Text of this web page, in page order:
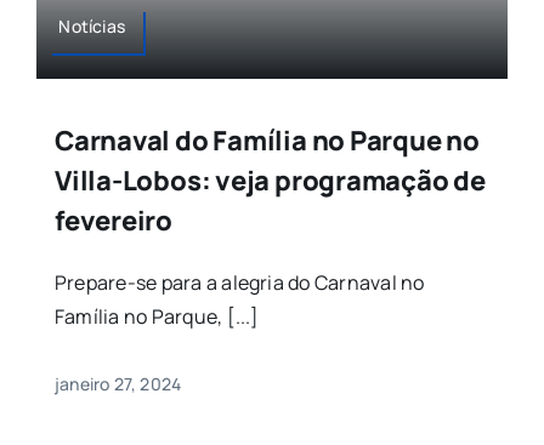
Notícias
Carnaval do Família no Parque no
Villa-Lobos: veja programação de
fevereiro
Prepare-se para a alegria do Carnaval no
Família no Parque, [...]
janeiro 27, 2024